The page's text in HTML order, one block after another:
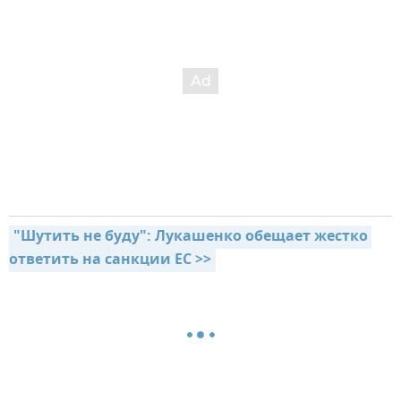
"Шутить не буду": Лукашенко обещает жестко
ответить на санкции ЕС >>